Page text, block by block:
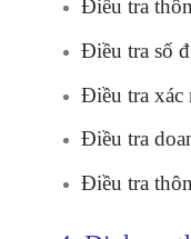
Điều tra
Điều tra số
Điều tra xác
Điều tra
Điều tra